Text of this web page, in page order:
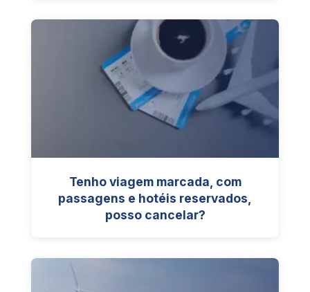
Tenho viagem marcada, com
passagens e hotéis reservados,
posso cancelar?